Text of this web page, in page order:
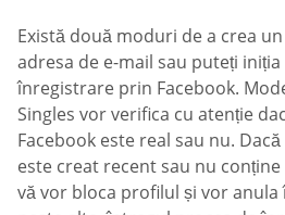
Există două moduri de a crea
adresa de e-mail sau puteți
înregistrare prin Facebook.
Singles vor verifica cu atenție
Facebook este real sau nu.
este creat recent sau nu
vă vor bloca profilul și vor